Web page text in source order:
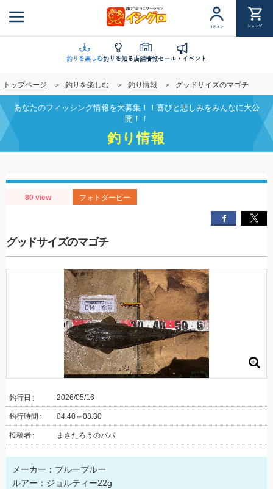
ン
に
移
動
ログイン ショップ
釣りを楽しむ釣りを知る店舗情報セール・イベント
トップページ 釣りを楽しむ 釣り情報 グッドサイズのマゴチ
あなたのフィッシング情報を大募集！！喜びと悲しみをみんなに大公
開！！
釣り情報
80 view フォトダービー
グッドサイズのマゴチ
釣行日 2026/05/16
釣行時間 04:40～08:30
投稿者 まさたろうのパパ
メーカー：ブルーブルー
ルアー：ジョルティー22g